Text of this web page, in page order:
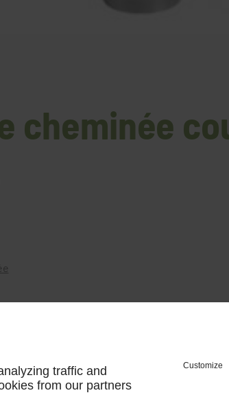
cheminée
traffic and
from our partners
Customize